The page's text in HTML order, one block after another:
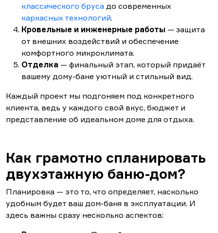
классического бруса до современных
каркасных технологий.
Кровельные и инженерные работы — защита
от внешних воздействий и обеспечение
комфортного микроклимата.
Отделка — финальный этап, который придаёт
вашему дому-бане уютный и стильный вид.
Каждый проект мы подгоняем под конкретного
клиента, ведь у каждого свой вкус, бюджет и
представление об идеальном доме для отдыха.
Как грамотно спланировать
двухэтажную баню-дом?
Планировка — это то, что определяет, насколько
удобным будет ваш дом-баня в эксплуатации. И
здесь важны сразу несколько аспектов: